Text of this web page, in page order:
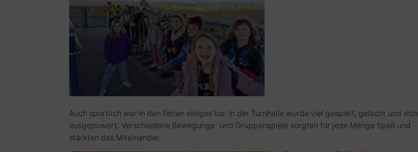
Auch sportlich war in den Ferien einiges los: In der Turnhalle wurde viel gespielt, gelacht und sich
ausgepowert. Verschiedene Bewegungs- und Gruppenspiele sorgten für jede Menge Spaß und
stärkten das Miteinander.